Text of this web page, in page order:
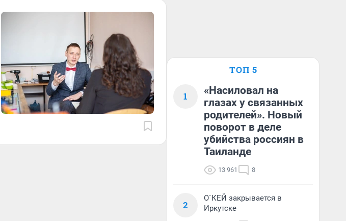
ТОП 5
1
«Насиловал на
глазах у связанных
родителей». Новый
поворот в деле
убийства россиян в
Таиланде
13 961 8
2
О`КЕЙ закрывается в
Иркутске